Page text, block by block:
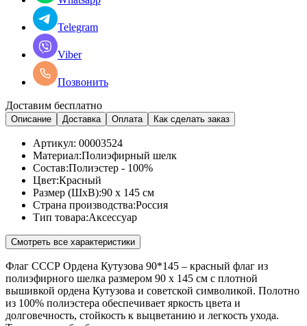
Telegram
Viber
Позвонить
Доставим бесплатно
Описание Доставка Оплата Как сделать заказ
Артикул: 00003524
Материал:Полиэфирный шелк
Состав:Полиэстер - 100%
Цвет:Красный
Размер (ШхВ):90 x 145 см
Страна производства:Россия
Тип товара:Аксессуар
Смотреть все характеристики
Флаг СССР Ордена Кутузова 90*145 – красный флаг из
полиэфирного шелка размером 90 x 145 см с плотной
вышивкой ордена Кутузова и советской символикой. Полотно
из 100% полиэстера обеспечивает яркость цвета и
долговечность, стойкость к выцветанию и легкость ухода.